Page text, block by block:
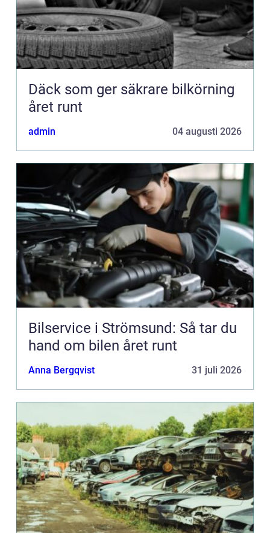
Däck som ger säkrare bilkörning
året runt
admin 04 augusti 2026
Bilservice i Strömsund: Så tar du
hand om bilen året runt
Anna Bergqvist 31 juli 2026